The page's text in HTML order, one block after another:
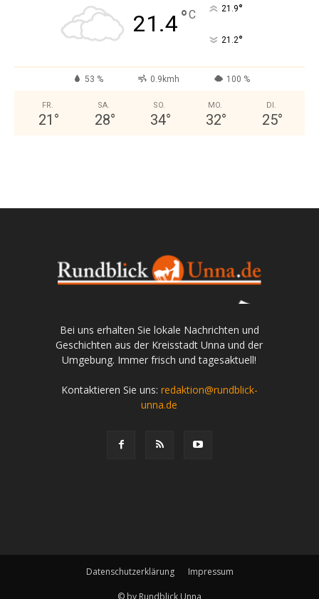
21.4°C 21.9°
21.2°
53 % 0.9kmh 100 %
FR.
21 °
SA.
28°
SO.
34°
MO.
32°
DI.
25°
Bei uns erhalten Sie lokale Nachrichten und
Geschichten aus der Kreisstadt Unna und der
Umgebung. Immer frisch und tagesaktuell!
Kontaktieren Sie uns: redaktion@rundblick-
unna.de
Datenschutzerklärung Impressum
© by Rundblick Unna